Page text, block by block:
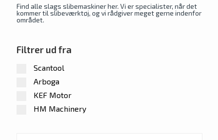
Find alle slags slibemaskiner her. Vi er specialister, når det
kommer til slibeværktøj, og vi rådgiver meget gerne indenfor
området.
Filtrer ud fra
Scantool
Arboga
KEF Motor
HM Machinery